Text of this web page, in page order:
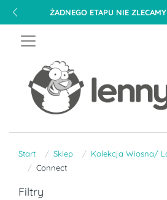
ŻADNEGO ETAPU NIE
Start Sklep Kolekcja Wiosna/
Connect
Filtry